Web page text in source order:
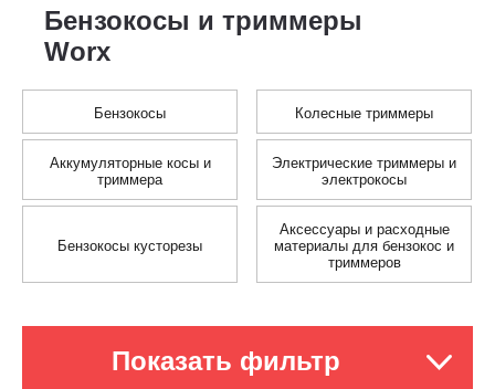
Бензокосы и триммеры
Worx
Бензокосы Колесные триммеры
Аккумуляторные косы и
триммера
Электрические триммеры и
электрокосы
Бензокосы кусторезы
Аксессуары и расходные
материалы для бензокос и
триммеров
Показать фильтр